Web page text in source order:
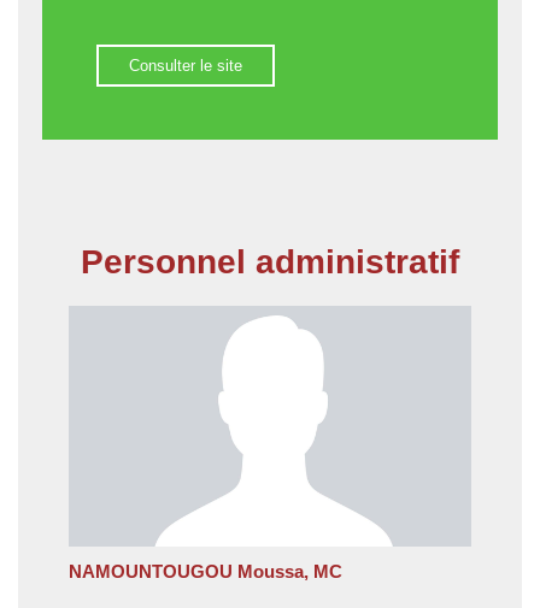
Consulter le site
Personnel administratif
NAMOUNTOUGOU Moussa, MC